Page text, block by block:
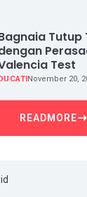
Tutup
Test
November 20,
READMORE